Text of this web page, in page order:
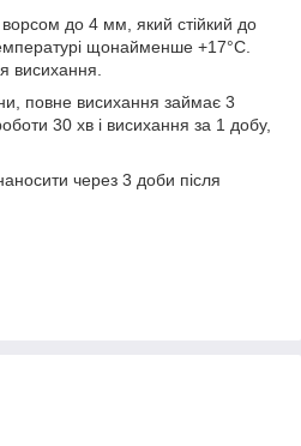
до 4 мм, який стійкий до
щонайменше +17°C.
висихання.
повне висихання займає 3
30 хв і висихання за 1 добу,
через 3 доби після